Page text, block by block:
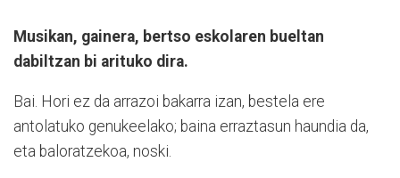
Musikan, gainera, bertso eskolaren bueltan
dabiltzan bi arituko dira.
Bai. Hori ez da arrazoi bakarra izan, bestela ere
antolatuko genukeelako; baina erraztasun haundia da,
eta baloratzekoa, noski.